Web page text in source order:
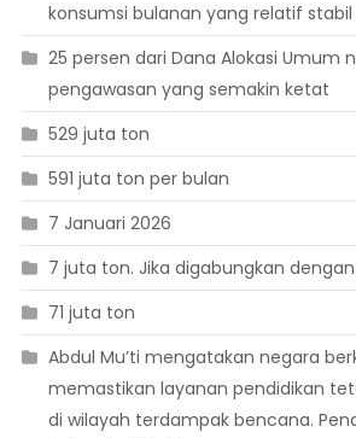
konsumsi bulanan yang relatif stabil
25 persen dari Dana Alokasi Umum
pengawasan yang semakin ketat
529 juta ton
591 juta ton per bulan
7 Januari 2026
7 juta ton. Jika digabungkan
71 juta ton
Abdul Mu’ti mengatakan negara
memastikan layanan pendidikan
di wilayah terdampak bencana.